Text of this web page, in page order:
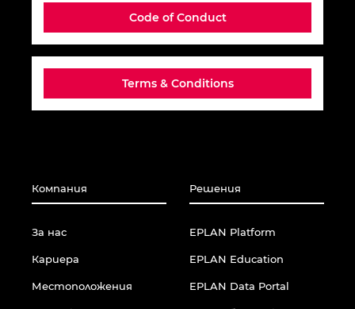
Code of Conduct
Terms & Conditions
Компания
За нас
Кариера
Местоположения
Решения
EPLAN Platform
EPLAN Education
EPLAN Data Portal
Перу
Полша